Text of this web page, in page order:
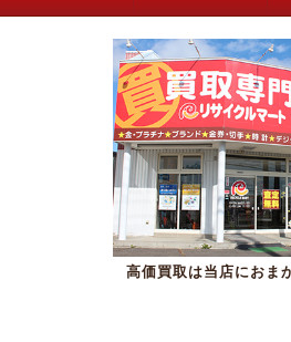
高価買取は当店におま